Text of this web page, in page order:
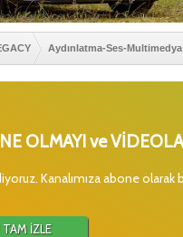
Aydınlatma-Ses-Multimedya
OLMAYI ve
Kanalımıza abone
İZLE